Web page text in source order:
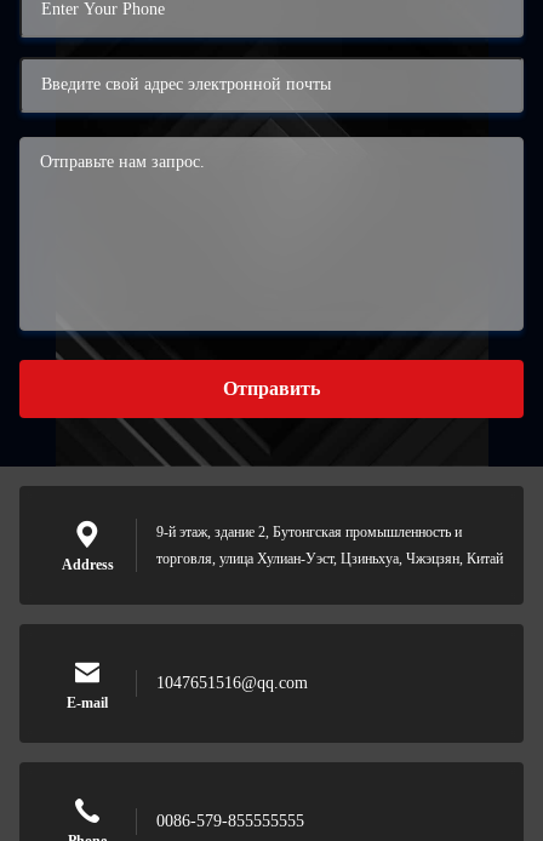
Отправить
Address
9-й этаж, здание 2, Бутонгская промышленность и
торговля, улица Хулиан-Уэст, Цзиньхуа, Чжэцзян, Китай
E-mail
1047651516@qq.com
0086-579-855555555